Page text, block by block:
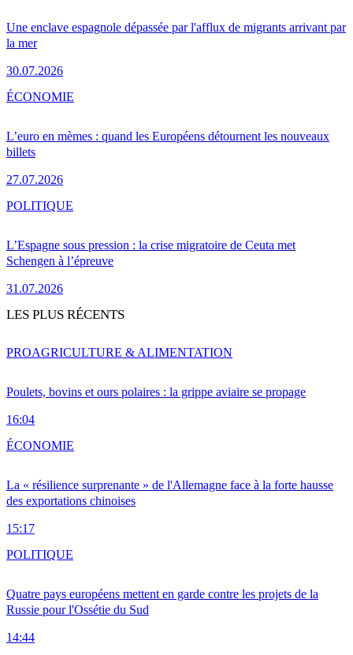
Une enclave espagnole dépassée par l'afflux de migrants arrivant par
la mer
30.07.2026
L’euro en mèmes : quand les Européens détournent les nouveaux
billets
27.07.2026
ÉCONOMIE
L’Espagne sous pression : la crise migratoire de Ceuta met
Schengen à l’épreuve
31.07.2026
POLITIQUE
LES PLUS RÉCENTS
Poulets, bovins et ours polaires : la grippe aviaire se propage
16:04
PROAGRICULTURE & ALIMENTATION
La « résilience surprenante » de l'Allemagne face à la forte hausse
des exportations chinoises
15:17
ÉCONOMIE
Quatre pays européens mettent en garde contre les projets de la
Russie pour l'Ossétie du Sud
14:44
POLITIQUE